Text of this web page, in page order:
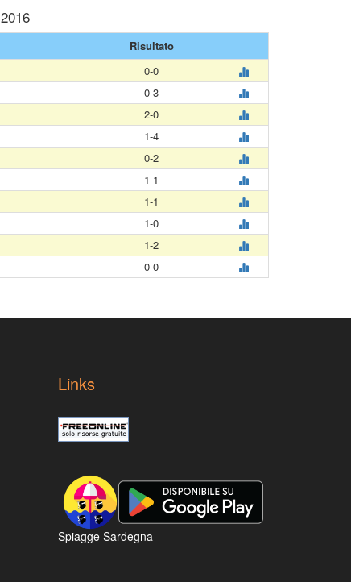
Risultato
0-0
0-3
2-0
1-4
0-2
1-1
1-1
1-0
1-2
0-0
Links
Spiagge Sardegna